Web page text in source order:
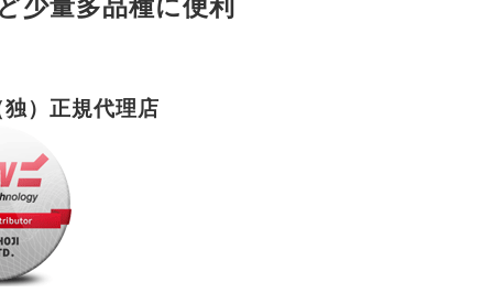
少量多品種に便利
）正規代理店